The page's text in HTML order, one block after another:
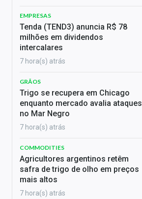
EMPRESAS
Tenda (TEND3) anuncia R$ 78
milhões em dividendos
intercalares
7 hora(s) atrás
GRÃOS
Trigo se recupera em Chicago
enquanto mercado avalia ataques
no Mar Negro
7 hora(s) atrás
COMMODITIES
Agricultores argentinos retêm
safra de trigo de olho em preços
mais altos
7 hora(s) atrás